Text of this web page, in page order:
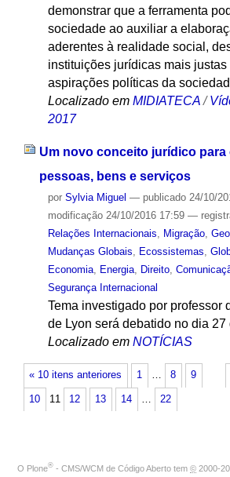
demonstrar que a ferramenta
sociedade ao auxiliar a
aderentes à realidade social,
instituições jurídicas mais
aspirações políticas da
Localizado em MIDIATECA /
2017
Um novo conceito jurídico para
pessoas, bens e serviços
por Sylvia Miguel — publicado24/10/
modificação24/10/2016 17:59 —
Relações Internacionais, Migração,
Mudanças Globais, Ecossistemas,
Economia, Energia, Direito,
Segurança Internacional
Tema investigado por professor
de Lyon será debatido no dia 27
Localizado em NOTÍCIAS
« 10 itens anteriores 1 … 8 9
10 11 12 13 14 … 22
O Plone® - CMS/WCM de Código Aberto tem © 2000-